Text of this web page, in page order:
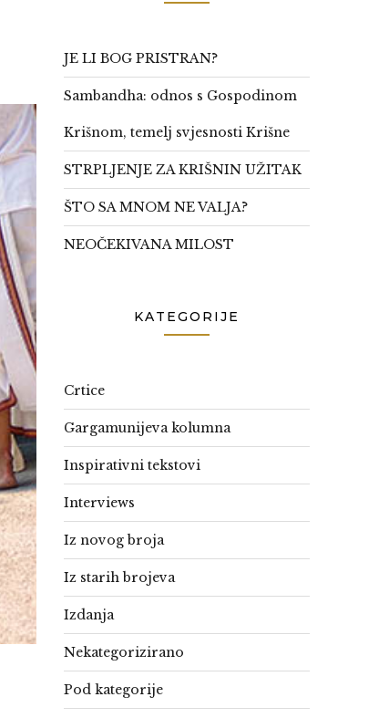
JE LI BOG PRISTRAN?
Sambandha: odnos s Gospodinom
Krišnom, temelj svjesnosti Krišne
STRPLJENJE ZA KRIŠNIN UŽITAK
ŠTO SA MNOM NE VALJA?
NEOČEKIVANA MILOST
KATEGORIJE
Crtice
Gargamunijeva kolumna
Inspirativni tekstovi
Interviews
Iz novog broja
Iz starih brojeva
Izdanja
Nekategorizirano
Pod kategorije